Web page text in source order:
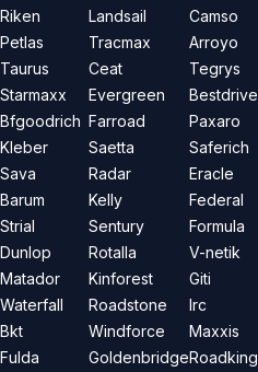
Riken
Petlas
Taurus
Starmaxx
Bfgoodrich
Kleber
Sava
Barum
Strial
Dunlop
Matador
Waterfall
Bkt
Fulda
Landsail
Tracmax
Ceat
Evergreen
Farroad
Saetta
Radar
Kelly
Sentury
Rotalla
Kinforest
Roadstone
Windforce
Goldenbridge
Camso
Arroyo
Tegrys
Bestdrive
Paxaro
Saferich
Eracle
Federal
Formula
V-netik
Giti
Irc
Maxxis
Roadking